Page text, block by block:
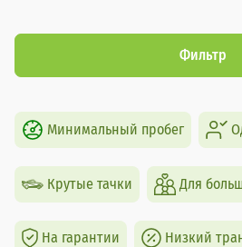
Фильтр
Минимальный пробег
Крутые тачки Для
На гарантии Низкий